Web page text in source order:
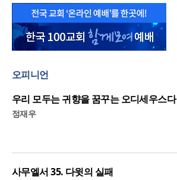
오피니언
우리 모두는 귀향을 꿈꾸는 오디세우스다
정재우
사무엘서 35. 다윗의 실패